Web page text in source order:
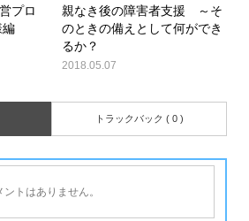
プロ
親なき後の障害者支援 ～そ
のときの備えとして何ができ
るか？
2018.05.07
トラックバック ( 0 )
トはありません。